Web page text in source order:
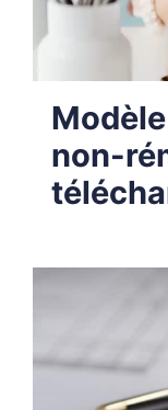
non-